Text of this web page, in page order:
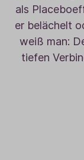
als
er belächelt
weiß man:
tiefen